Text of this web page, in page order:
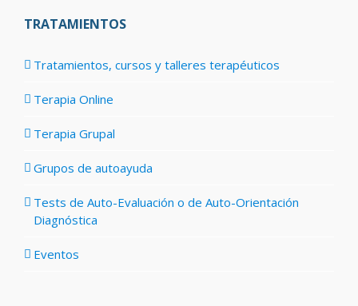
TRATAMIENTOS
Tratamientos, cursos y talleres terapéuticos
Terapia Online
Terapia Grupal
Grupos de autoayuda
Tests de Auto-Evaluación o de Auto-Orientación
Diagnóstica
Eventos